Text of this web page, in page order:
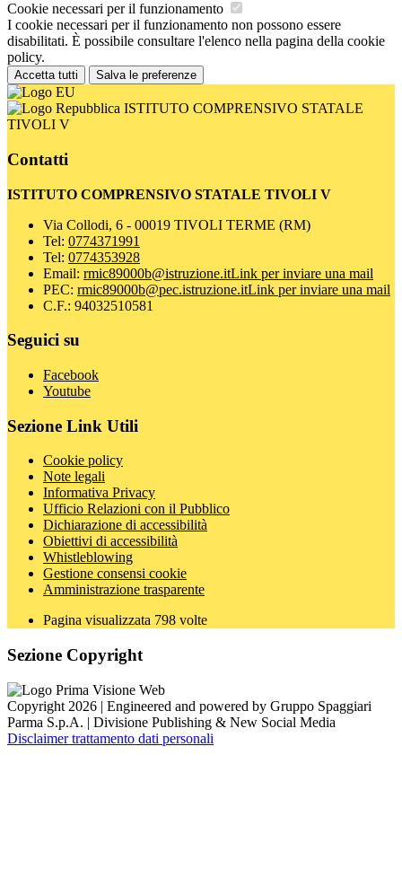
Cookie necessari per il funzionamento
I cookie necessari per il funzionamento non possono essere
disabilitati. È possibile consultare l'elenco nella pagina della cookie
policy.
Accetta tutti Salva le preferenze
ISTITUTO COMPRENSIVO STATALE
TIVOLI V
Contatti
ISTITUTO COMPRENSIVO STATALE TIVOLI V
Via Collodi, 6 - 00019 TIVOLI TERME (RM)
Tel: 0774371991
Tel: 0774353928
Email: rmic89000b@istruzione.itLink per inviare una mail
PEC: rmic89000b@pec.istruzione.itLink per inviare una mail
C.F.: 94032510581
Seguici su
Facebook
Youtube
Sezione Link Utili
Cookie policy
Note legali
Informativa Privacy
Ufficio Relazioni con il Pubblico
Dichiarazione di accessibilità
Obiettivi di accessibilità
Whistleblowing
Gestione consensi cookie
Amministrazione trasparente
Pagina visualizzata 798 volte
Sezione Copyright
Copyright 2026 | Engineered and powered by Gruppo Spaggiari
Parma S.p.A. | Divisione Publishing & New Social Media
Disclaimer trattamento dati personali